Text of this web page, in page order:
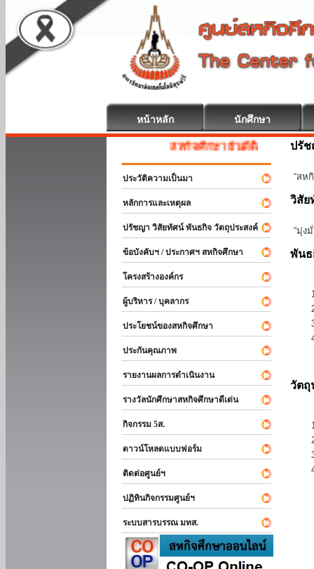
หน้าหลัก นักศึกษา
สหกิจศึกษา ยินดีต้อนรับ
ประวัติความเป็นมา
หลักการและเหตุผล
ปรัชญา วิสัยทัศน์ พันธกิจ วัตถุประสงค์
ข้อบังคับฯ / ประกาศฯ สหกิจศึกษา
โครงสร้างองค์กร
ผู้บริหาร / บุคลากร
ประโยชน์ของสหกิจศึกษา
ประกันคุณภาพ
รายงานผลการดำเนินงาน
รางวัลนักศึกษาสหกิจศึกษาดีเด่น
กิจกรรม 5ส.
ดาวน์โหลดแบบฟอร์ม
ติดต่อศูนย์ฯ
ปฏิทินกิจกรรมศูนย์ฯ
ระบบสารบรรณ มทส.
ปรั
“สห
วิสัย
“มุ่ง
พัน
วัตถุ